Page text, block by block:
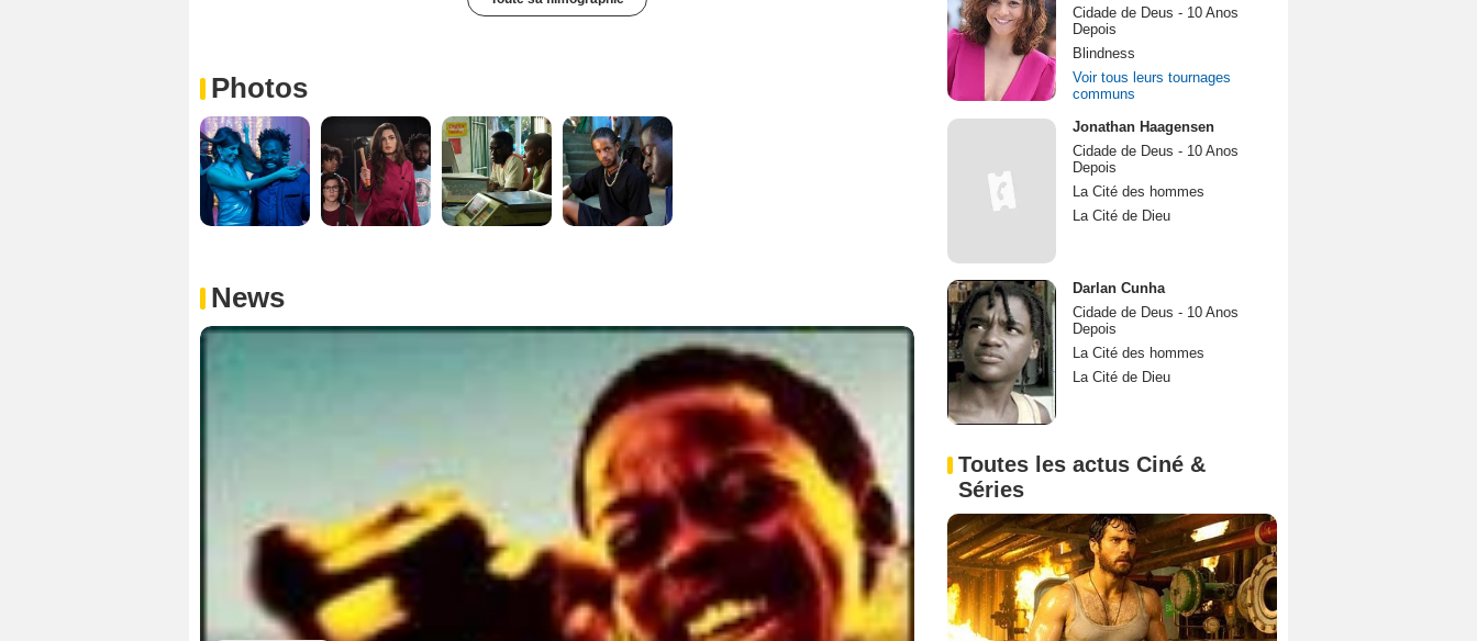
Photos
News
Cidade de Deus - 10 Anos
Depois
Blindness
Voir tous leurs tournages
communs
Jonathan Haagensen
Cidade de Deus - 10 Anos
Depois
La Cité des hommes
La Cité de Dieu
Darlan Cunha
Cidade de Deus - 10 Anos
Depois
La Cité des hommes
La Cité de Dieu
Toutes les actus Ciné &
Séries